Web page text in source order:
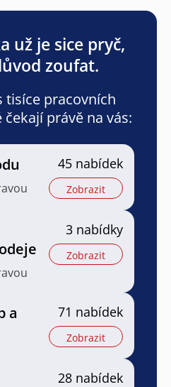
už je sice pryč,
zoufat.
tisíce pracovních
právě na vás:
45 nabídek
Zobrazit
3 nabídky
Zobrazit
a
71 nabídek
Zobrazit
28 nabídek